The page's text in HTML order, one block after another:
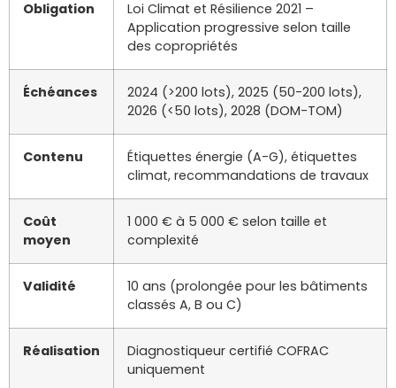
Obligation
Loi Climat et Résilience 2021 –
Application progressive selon taille
des copropriétés
Échéances
2024 (>200 lots), 2025 (50-200 lots),
2026 (<50 lots), 2028 (DOM-TOM)
Contenu
Étiquettes énergie (A-G), étiquettes
climat, recommandations de travaux
Coût
moyen
1 000 € à 5 000 € selon taille et
complexité
Validité
10 ans (prolongée pour les bâtiments
classés A, B ou C)
Réalisation
Diagnostiqueur certifié COFRAC
uniquement